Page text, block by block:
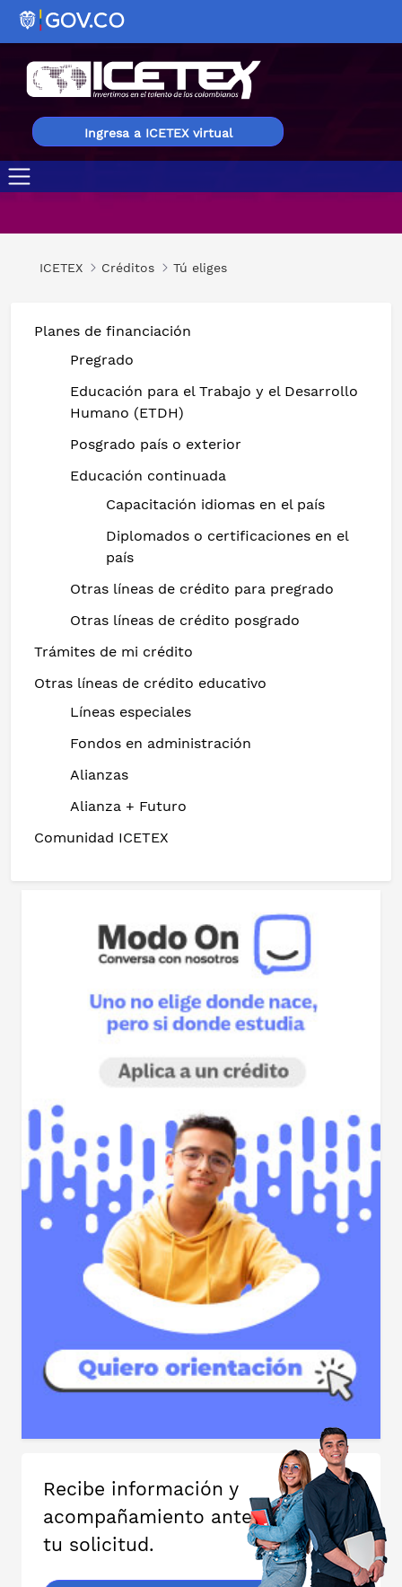
Ingresa a ICETEX virtual
ICETEX Créditos Tú eliges
Planes de financiación
Pregrado
Educación para el Trabajo y el Desarrollo
Humano (ETDH)
Posgrado país o exterior
Educación continuada
Capacitación idiomas en el país
Diplomados o certificaciones en el
país
Otras líneas de crédito para pregrado
Otras líneas de crédito posgrado
Trámites de mi crédito
Otras líneas de crédito educativo
Líneas especiales
Fondos en administración
Alianzas
Alianza + Futuro
Comunidad ICETEX
Recibe información y
acompañamiento antes y durante
tu solicitud.